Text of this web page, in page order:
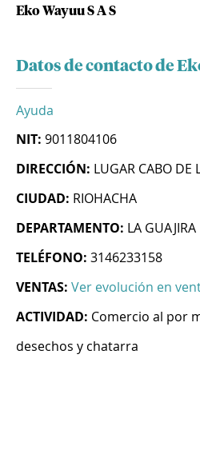
Eko Wayuu S A S
Datos de contacto de
Ayuda
NIT: 9011804106
DIRECCIÓN: LUGAR CABO DE
CIUDAD: RIOHACHA
DEPARTAMENTO: LA GUAJIRA
TELÉFONO: 3146233158
VENTAS: Ver evolución en
ACTIVIDAD: Comercio al por
desechos y chatarra